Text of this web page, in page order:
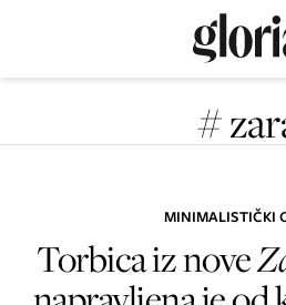
#
MINIMALISTIČKI
Torbica iz nove